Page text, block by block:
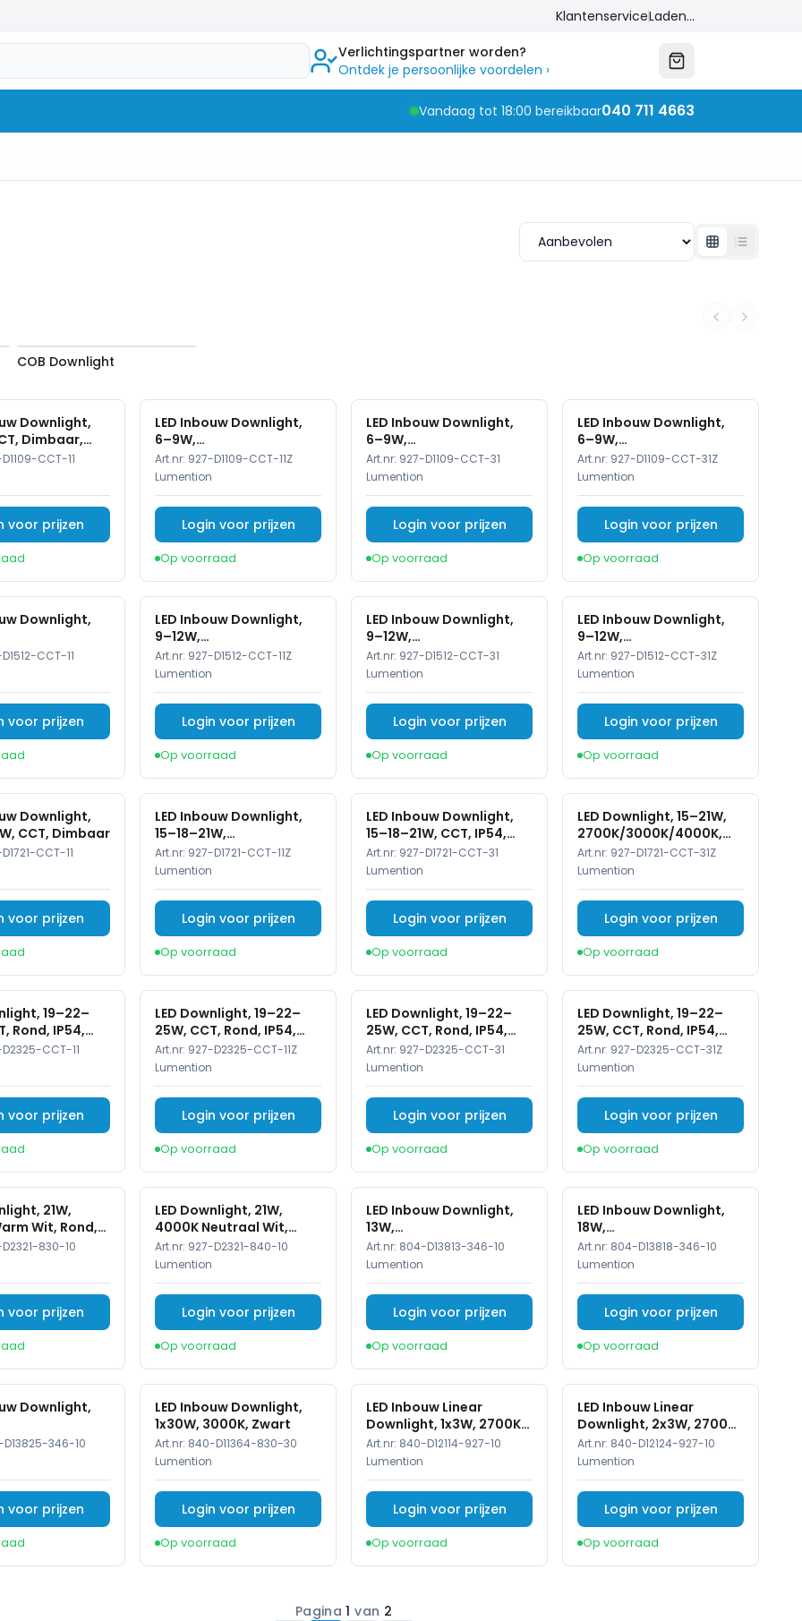
KlantenserviceLaden...
Verlichtingspartner worden?
Ontdek je persoonlijke voordelen ›
Vandaag tot 18:00 bereikbaar040 711 4663
COB Downlight
Downlight,
Dimbaar,
CCT-11
voor prijzen
LED Inbouw Downlight,
6–9W,
2700K/3000K/4000K,
Dimbaar, Rond, IP54, Wit,
Zwart Reflector
Art.nr: 927-D1109-CCT-11Z
Lumention
Login voor prijzen
Op voorraad
LED Inbouw Downlight,
6–9W,
2700K/3000K/4000K,
Dimbaar, Rond, IP54,
Zwart, Aluminium
Reflector
Art.nr: 927-D1109-CCT-31
Lumention
Login voor prijzen
Op voorraad
LED Inbouw Downlight,
6–9W,
2700K/3000K/4000K,
Dimbaar, IP54
Art.nr: 927-D1109-CCT-31Z
Lumention
Login voor prijzen
Op voorraad
Downlight,
4000K,
IP54, Wit,
Reflector
CCT-11
voor prijzen
LED Inbouw Downlight,
9–12W,
2700K/3000K/4000K,
Dimbaar, Rond, IP54, Wit,
Zwart Reflector
Art.nr: 927-D1512-CCT-11Z
Lumention
Login voor prijzen
Op voorraad
LED Inbouw Downlight,
9–12W,
2700K/3000K/4000K,
Dimbaar, Rond, IP54,
Zwart, Aluminium
Reflector
Art.nr: 927-D1512-CCT-31
Lumention
Login voor prijzen
Op voorraad
LED Inbouw Downlight,
9–12W,
2700K/3000K/4000K,
Dimbaar, Rond, IP54,
Zwart, Aluminium
Reflector
Art.nr: 927-D1512-CCT-31Z
Lumention
Login voor prijzen
Op voorraad
Downlight,
CCT, Dimbaar
CCT-11
voor prijzen
LED Inbouw Downlight,
15–18–21W,
2700K/3000K/4000K,
Dimbaar, Rond, IP54, Wit,
Zwart Reflector
Art.nr: 927-D1721-CCT-11Z
Lumention
Login voor prijzen
Op voorraad
LED Inbouw Downlight,
15–18–21W, CCT, IP54,
Zwart
Art.nr: 927-D1721-CCT-31
Lumention
Login voor prijzen
Op voorraad
LED Downlight, 15–21W,
2700K/3000K/4000K,
Dimbaar, Ø150mm,
Zwart
Art.nr: 927-D1721-CCT-31Z
Lumention
Login voor prijzen
Op voorraad
19–22–
Rond, IP54,
Wit CCT-11
voor prijzen
LED Downlight, 19–22–
25W, CCT, Rond, IP54,
Dimbaar, Wit
Art.nr: 927-D2325-CCT-11Z
Lumention
Login voor prijzen
Op voorraad
LED Downlight, 19–22–
25W, CCT, Rond, IP54,
Dimbaar, Zwart
Art.nr: 927-D2325-CCT-31
Lumention
Login voor prijzen
Op voorraad
LED Downlight, 19–22–
25W, CCT, Rond, IP54,
Dimbaar, Zwart
Art.nr: 927-D2325-CCT-31Z
Lumention
Login voor prijzen
Op voorraad
21W,
Wit, Rond,
830-10
voor prijzen
LED Downlight, 21W,
4000K Neutraal Wit,
Rond, IP20, Wit
Art.nr: 927-D2321-840-10
Lumention
Login voor prijzen
Op voorraad
LED Inbouw Downlight,
13W,
3000K/4000K/5700K,
IP20, Ø145 mm
Art.nr: 804-D13813-346-10
Lumention
Login voor prijzen
Op voorraad
LED Inbouw Downlight,
18W,
3000K/4000K/5700K,
IP20, Ø172 mm
Art.nr: 804-D13818-346-10
Lumention
Login voor prijzen
Op voorraad
Downlight,
5700K,
346-10
voor prijzen
LED Inbouw Downlight,
1x30W, 3000K, Zwart
Art.nr: 840-D11364-830-30
Lumention
Login voor prijzen
Op voorraad
LED Inbouw Linear
Downlight, 1x3W, 2700K,
Wit
Art.nr: 840-D12114-927-10
Lumention
Login voor prijzen
Op voorraad
LED Inbouw Linear
Downlight, 2x3W, 2700K,
Wit
Art.nr: 840-D12124-927-10
Lumention
Login voor prijzen
Op voorraad
Pagina1 van 2